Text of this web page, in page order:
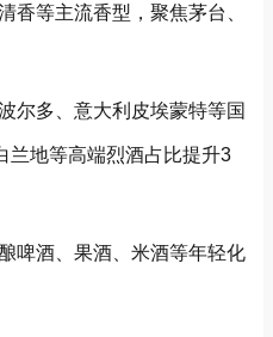
等主流香型，聚焦茅台、
尔多、意大利皮埃蒙特等国
兰地等高端烈酒占比提升3
啤酒、果酒、米酒等年轻化